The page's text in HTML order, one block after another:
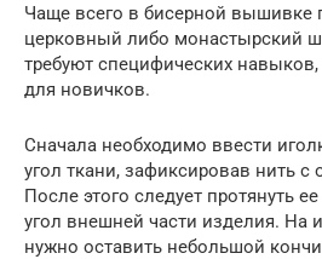
Чаще всего в бисерной вышивке
церковный либо монастырский
требуют специфических
для новичков.
Сначала необходимо ввести
угол ткани, зафиксировав нить с
После этого следует протянуть
угол внешней части изделия. На
нужно оставить небольшой